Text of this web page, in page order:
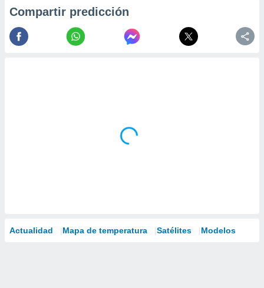
Compartir predicción
Actualidad Mapa de temperatura Satélites Modelos